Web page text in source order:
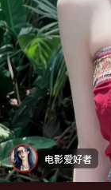
电影爱好者